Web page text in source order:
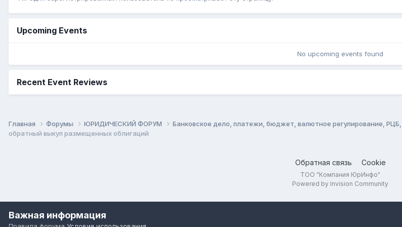
Upcoming Events
No upcoming events found
Recent Event Reviews
Главная Форумы ЮРИДИЧЕСКИЙ ФОРУМ Банковское дело, платежи, бюджет, валютное регулирование,
обратный выкуп размещенных облигаций
Обратная связь Cookie
ТОО "Компания ЮрИнфо"
Powered by Invision Community
Важная информация